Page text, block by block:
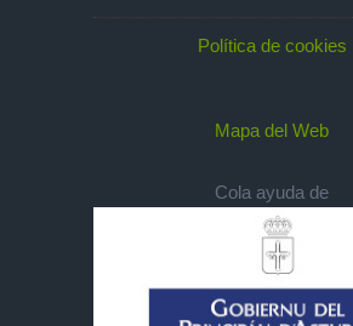
Política de cookies
Mapa del Web
Cola ayuda de